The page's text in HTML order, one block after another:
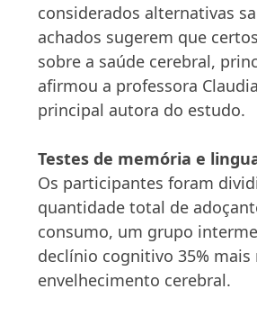
considerados alternativas
achados sugerem que
sobre a saúde cerebral,
afirmou a professora
principal autora do estudo.
Testes de memória e
Os participantes foram
quantidade total de
consumo, um grupo
declínio cognitivo 35%
envelhecimento cerebral.